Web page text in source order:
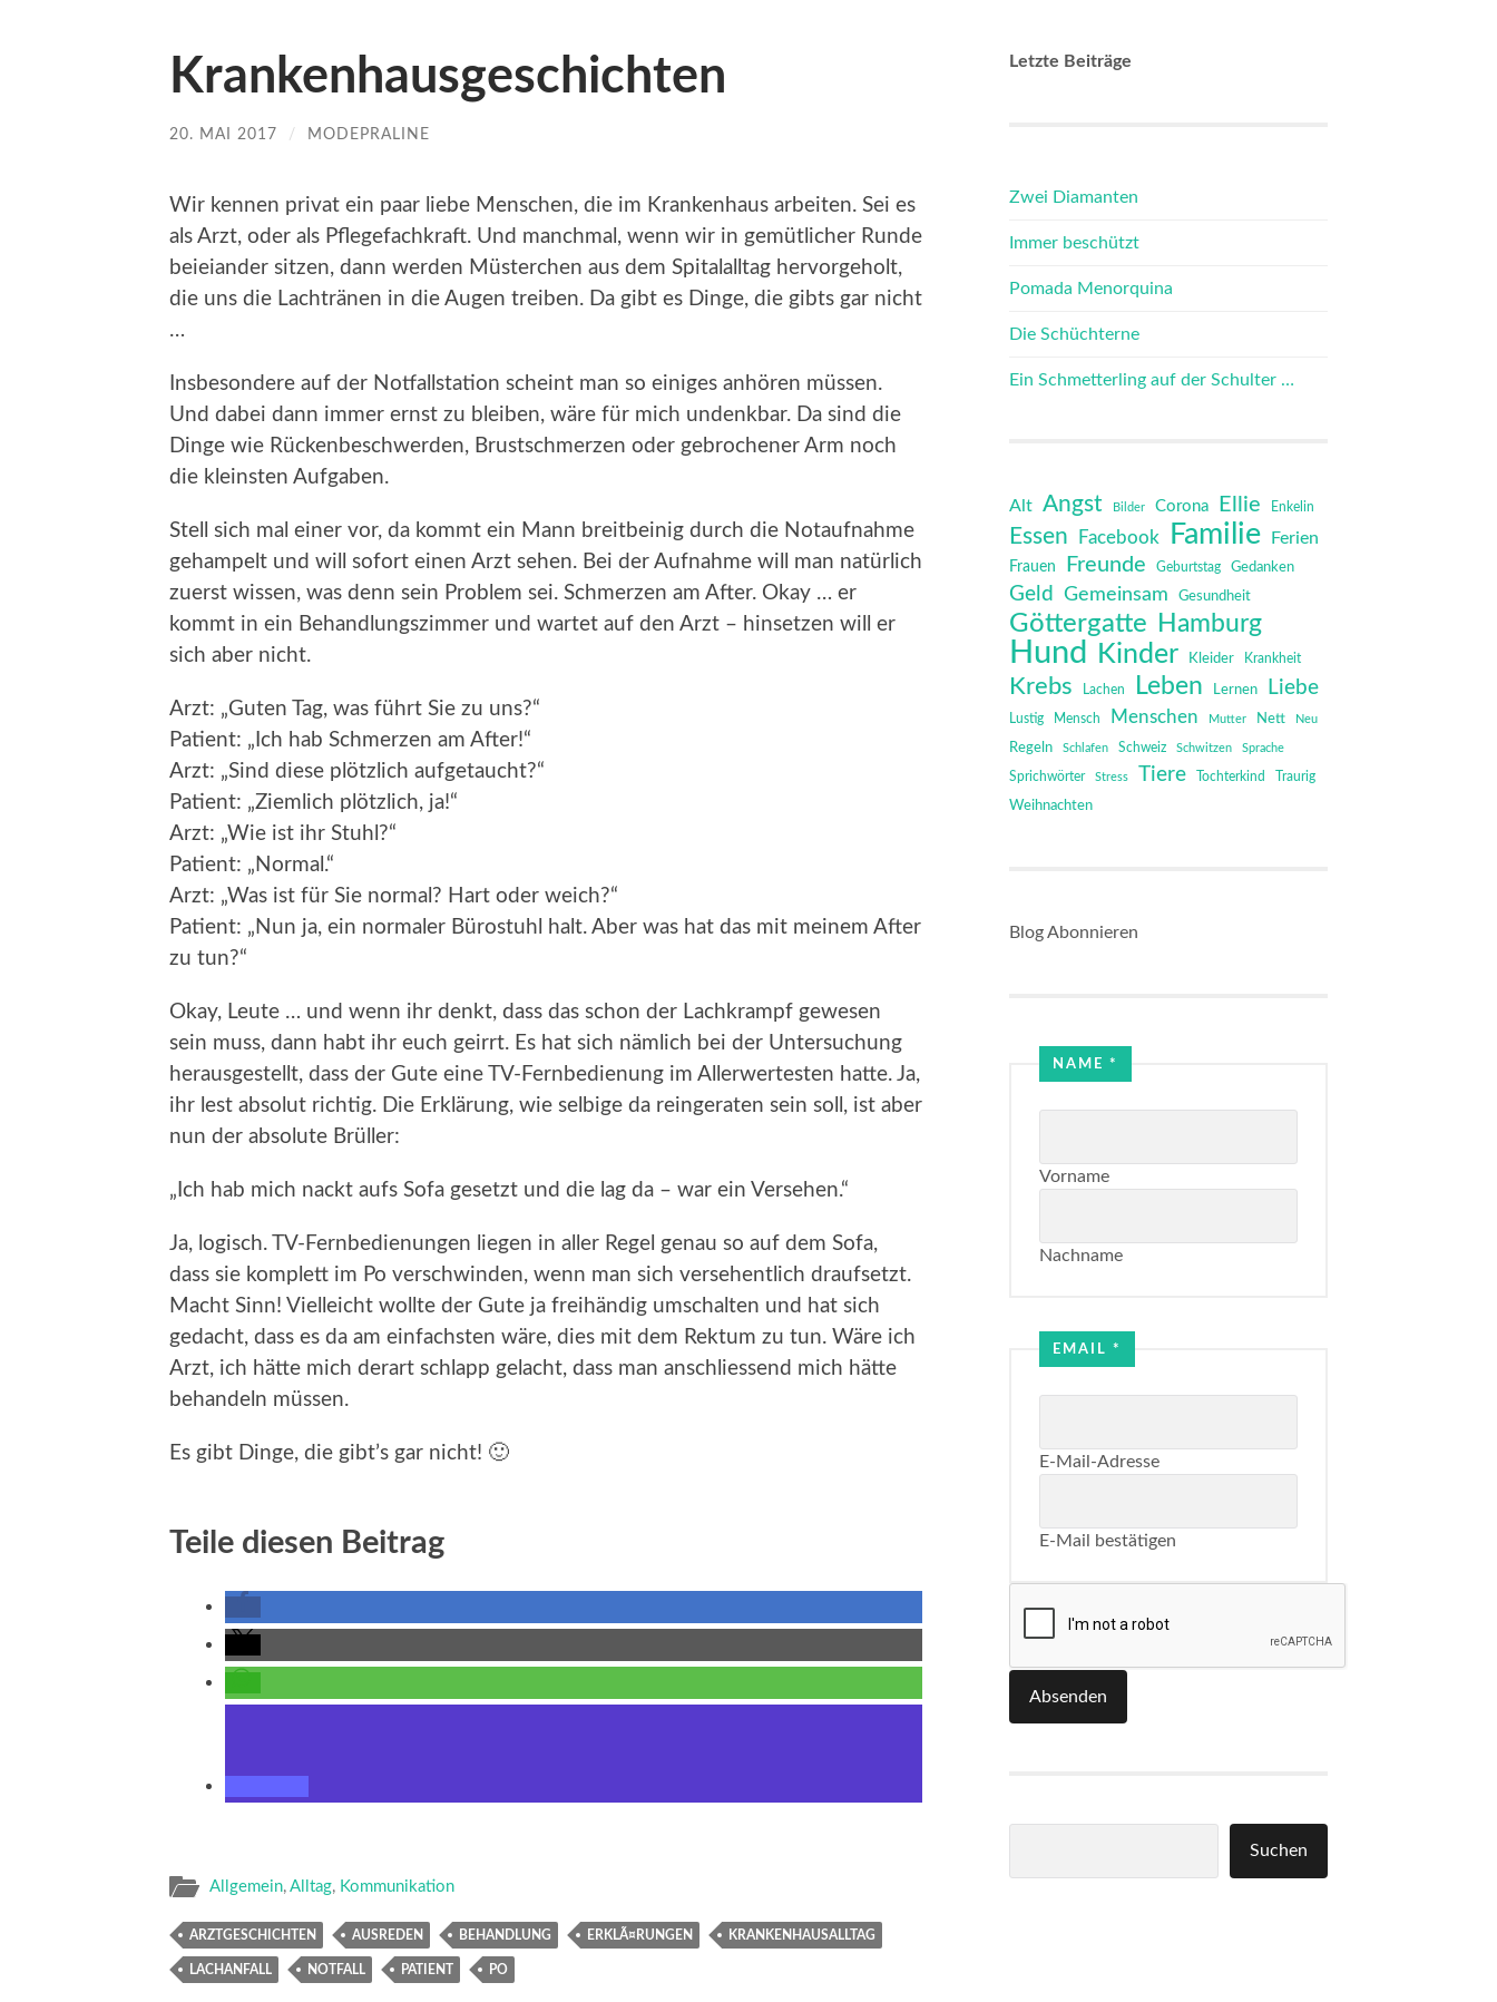
Krankenhausgeschichten
20. MAI 2017 / MODEPRALINE
Wir kennen privat ein paar liebe Menschen, die im Krankenhaus arbeiten. Sei es
als Arzt, oder als Pflegefachkraft. Und manchmal, wenn wir in gemütlicher Runde
beieiander sitzen, dann werden Müsterchen aus dem Spitalalltag hervorgeholt,
die uns die Lachtränen in die Augen treiben. Da gibt es Dinge, die gibts gar nicht
…
Insbesondere auf der Notfallstation scheint man so einiges anhören müssen.
Und dabei dann immer ernst zu bleiben, wäre für mich undenkbar. Da sind die
Dinge wie Rückenbeschwerden, Brustschmerzen oder gebrochener Arm noch
die kleinsten Aufgaben.
Stell sich mal einer vor, da kommt ein Mann breitbeinig durch die Notaufnahme
gehampelt und will sofort einen Arzt sehen. Bei der Aufnahme will man natürlich
zuerst wissen, was denn sein Problem sei. Schmerzen am After. Okay … er
kommt in ein Behandlungszimmer und wartet auf den Arzt – hinsetzen will er
sich aber nicht.
Arzt: „Guten Tag, was führt Sie zu uns?“
Patient: „Ich hab Schmerzen am After!“
Arzt: „Sind diese plötzlich aufgetaucht?“
Patient: „Ziemlich plötzlich, ja!“
Arzt: „Wie ist ihr Stuhl?“
Patient: „Normal.“
Arzt: „Was ist für Sie normal? Hart oder weich?“
Patient: „Nun ja, ein normaler Bürostuhl halt. Aber was hat das mit meinem After
zu tun?“
Okay, Leute … und wenn ihr denkt, dass das schon der Lachkrampf gewesen
sein muss, dann habt ihr euch geirrt. Es hat sich nämlich bei der Untersuchung
herausgestellt, dass der Gute eine TV-Fernbedienung im Allerwertesten hatte. Ja,
ihr lest absolut richtig. Die Erklärung, wie selbige da reingeraten sein soll, ist aber
nun der absolute Brüller:
„Ich hab mich nackt aufs Sofa gesetzt und die lag da – war ein Versehen.“
Ja, logisch. TV-Fernbedienungen liegen in aller Regel genau so auf dem Sofa,
dass sie komplett im Po verschwinden, wenn man sich versehentlich draufsetzt.
Macht Sinn! Vielleicht wollte der Gute ja freihändig umschalten und hat sich
gedacht, dass es da am einfachsten wäre, dies mit dem Rektum zu tun. Wäre ich
Arzt, ich hätte mich derart schlapp gelacht, dass man anschliessend mich hätte
behandeln müssen.
Es gibt Dinge, die gibt’s gar nicht! 🙂
Teile diesen Beitrag
Allgemein, Alltag, Kommunikation
ARZTGESCHICHTEN AUSREDEN BEHANDLUNG ERKLÃ¤RUNGEN KRANKENHAUSALLTAG
LACHANFALL NOTFALL PATIENT PO
Letzte Beiträge
Zwei Diamanten
Immer beschützt
Pomada Menorquina
Die Schüchterne
Ein Schmetterling auf der Schulter …
Alt Angst Bilder Corona Ellie Enkelin
Essen Facebook Familie Ferien
Frauen Freunde Geburtstag Gedanken
Geld Gemeinsam Gesundheit
Göttergatte Hamburg
Hund Kinder Kleider Krankheit
Krebs Lachen Leben Lernen Liebe
Lustig Mensch Menschen Mutter Nett Neu
Regeln Schlafen Schweiz Schwitzen Sprache
Sprichwörter Stress Tiere Tochterkind Traurig
Weihnachten
Blog Abonnieren
Name
NAME *
Vorname
Nachname
EMAIL *
E-Mail-Adresse
E-Mail bestätigen
Absenden
Suchen